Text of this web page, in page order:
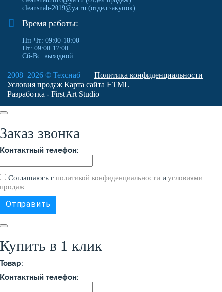
cleansnab-2019@ya.ru (отдел закупок)
Время работы:
Пн-Чт: 09:00-18:00
Пт: 09:00-17:00
Сб-Вс: выходной
2008–2026 © Техснаб
Политика конфиденциальности
Условия продаж Карта сайта HTML
Разработка - First Art Studio
Заказ звонка
Контактный телефон:
Соглашаюсь с политикой конфиденциальности и условиями
продаж
Купить в 1 клик
Товар:
Контактный телефон: